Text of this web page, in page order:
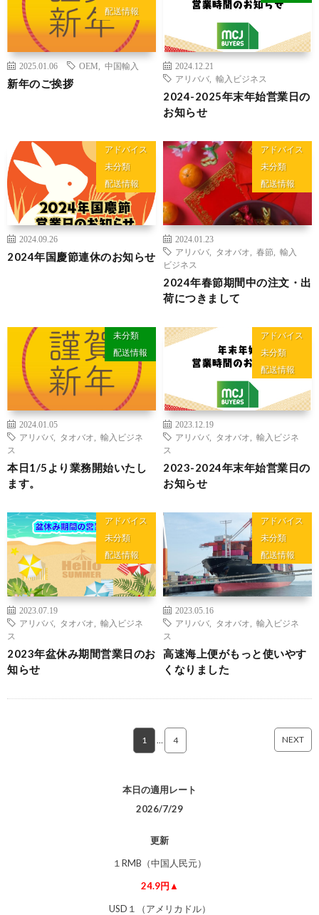
配送情報
2025.01.06 OEM 中国輸入
新年のご挨拶
2024.12.21
アリババ
輸入ビジネス
2024-2025年末年始営業日の
お知らせ
アドバイス
未分類
配送情報
2024.09.26
2024年国慶節連休のお知らせ
アドバイス
未分類
配送情報
2024.01.23
アリババ
タオバオ 春節
輸入
ビジネス
2024年春節期間中の注文・出
荷につきまして
未分類
配送情報
2024.01.05
アリババ
タオバオ
輸入ビジネ
ス
本日1/5より業務開始いたし
ます。
アドバイス
未分類
配送情報
2023.12.19
アリババ
タオバオ
輸入ビジネ
ス
2023-2024年末年始営業日の
お知らせ
アドバイス
未分類
配送情報
2023.07.19
アリババ
タオバオ
輸入ビジネ
ス
2023年盆休み期間営業日のお
知らせ
アドバイス
未分類
配送情報
2023.05.16
アリババ
タオバオ
輸入ビジネ
ス
高速海上便がもっと使いやす
くなりました
1 4 NEXT
本日の適用レート
2026/7/29
更新
１RMB（中国人民元）
24.9円▲
USD１（アメリカドル）